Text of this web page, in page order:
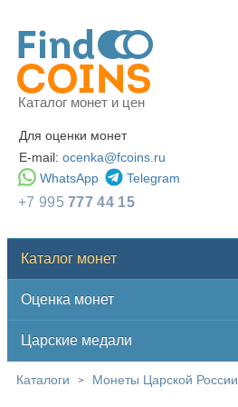
Каталог монет и цен
Для оценки монет
E-mail: ocenka@fcoins.ru
WhatsApp
Telegram
+7 995777 44 15
Каталог монет
Оценка монет
Царские медали
Каталоги > Монеты Царской России